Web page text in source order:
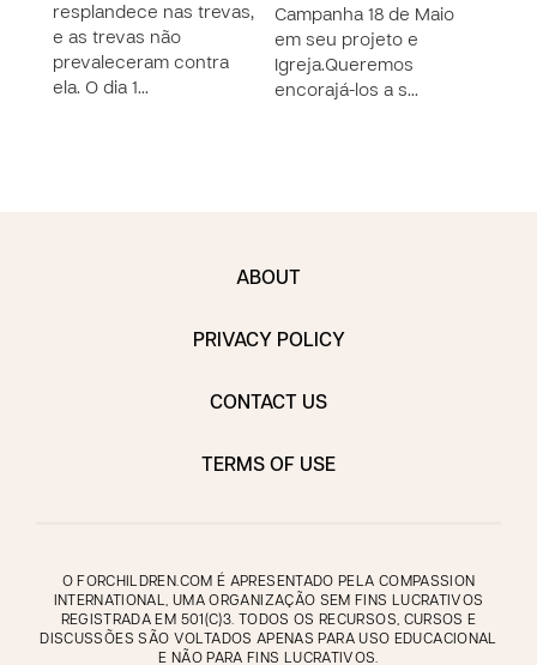
resplandece nas trevas,
e as trevas não
prevaleceram contra
ela. O dia 1…
Campanha 18 de Maio
em seu projeto e
Igreja.Queremos
encorajá-los a s…
ABOUT
PRIVACY POLICY
CONTACT US
TERMS OF USE
O FORCHILDREN.COM É APRESENTADO PELA COMPASSION
INTERNATIONAL, UMA ORGANIZAÇÃO SEM FINS LUCRATIVOS
REGISTRADA EM 501(C)3. TODOS OS RECURSOS, CURSOS E
DISCUSSÕES SÃO VOLTADOS APENAS PARA USO EDUCACIONAL
E NÃO PARA FINS LUCRATIVOS.